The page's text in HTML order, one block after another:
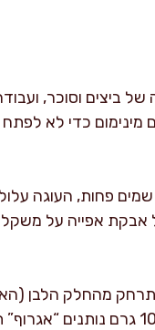
ביצים וסוכר,
כדי לא
לעוגה גבוהה. אם שמים פחות,
אבקת אפייה על משקל
מהחלק הלבן